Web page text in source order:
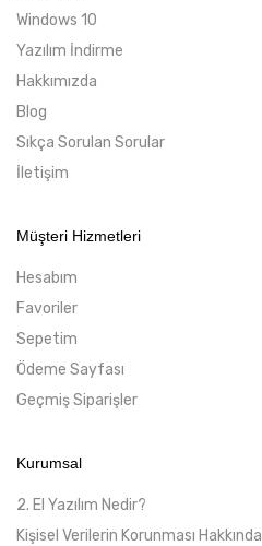
Windows 10
Yazılım İndirme
Hakkımızda
Blog
Sıkça Sorulan Sorular
İletişim
Müşteri Hizmetleri
Hesabım
Favoriler
Sepetim
Ödeme Sayfası
Geçmiş Siparişler
Kurumsal
2. El Yazılım Nedir?
Kişisel Verilerin Korunması Hakkında